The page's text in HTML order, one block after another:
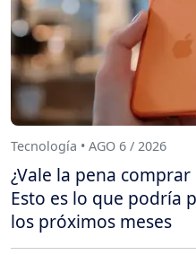
Tecnología • AGO 6 / 2026
¿Vale la pena
Esto es lo que podría
los próximos meses